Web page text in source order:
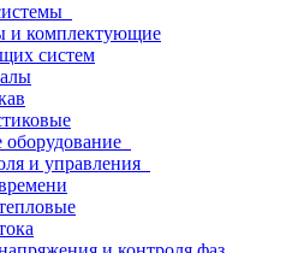
и комплектующие
систем
и управления